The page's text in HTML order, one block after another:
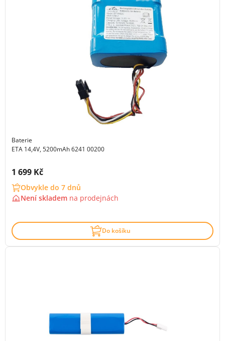
Baterie
ETA 14,4V, 5200mAh 6241 00200
Cena s DPH:
1 699 Kč
Obvykle do 7 dnů
Není skladem na prodejnách
Do košíku